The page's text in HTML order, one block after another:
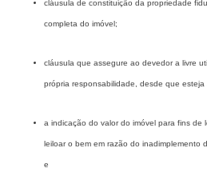
cláusula de constituição da propriedade
completa do imóvel;
cláusula que assegure ao devedor a livre
própria responsabilidade, desde que esteja
a indicação do valor do imóvel para fins de
leiloar o bem em razão do inadimplemento
e